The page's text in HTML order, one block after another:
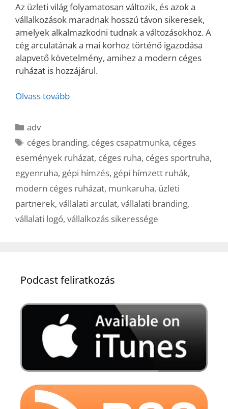
Az üzleti világ folyamatosan változik, és azok a
vállalkozások maradnak hosszú távon sikeresek,
amelyek alkalmazkodni tudnak a változásokhoz. A
cég arculatának a mai korhoz történő igazodása
alapvető követelmény, amihez a modern céges
ruházat is hozzájárul.
Olvass tovább
Kategória
adv
Címkék
céges branding, céges csapatmunka, céges
események ruházat, céges ruha, céges sportruha,
egyenruha, gépi hímzés, gépi hímzett ruhák,
modern céges ruházat, munkaruha, üzleti
partnerek, vállalati arculat, vállalati branding,
vállalati logó, vállalkozás sikeressége
Podcast feliratkozás